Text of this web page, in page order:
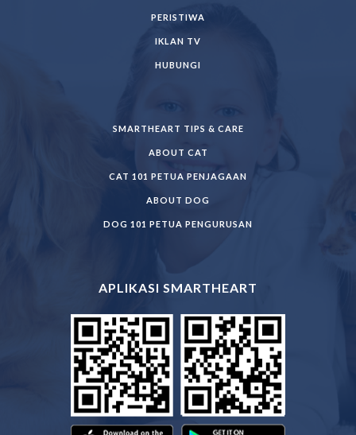
PERISTIWA
IKLAN TV
HUBUNGI
SMARTHEART TIPS & CARE
ABOUT CAT
CAT 101 PETUA PENJAGAAN
ABOUT DOG
DOG 101 PETUA PENGURUSAN
APLIKASI SMARTHEART